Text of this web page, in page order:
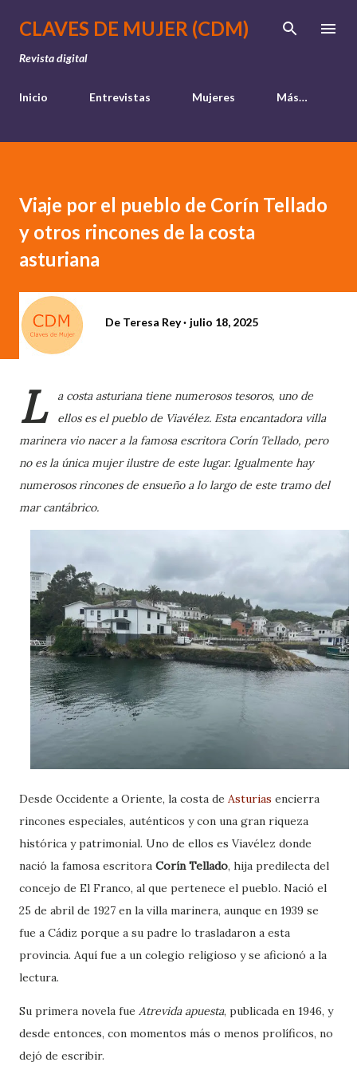
Ir al contenido principal
CLAVES DE MUJER (CDM)
Revista digital
Inicio Entrevistas Mujeres Más…
Viaje por el pueblo de Corín Tellado
y otros rincones de la costa
asturiana
De Teresa Rey julio 18, 2025
L
a costa asturiana tiene numerosos tesoros, uno de
ellos es el pueblo de Viavélez. Esta encantadora villa
marinera vio nacer a la famosa escritora Corín Tellado, pero
no es la única mujer ilustre de este lugar. Igualmente hay
numerosos rincones de ensueño a lo largo de este tramo del
mar cantábrico.
Desde Occidente a Oriente, la costa de Asturias encierra
rincones especiales, auténticos y con una gran riqueza
histórica y patrimonial. Uno de ellos es Viavélez donde
nació la famosa escritora Corín Tellado, hija predilecta del
concejo de El Franco, al que pertenece el pueblo. Nació el
25 de abril de 1927 en la villa marinera, aunque en 1939 se
fue a Cádiz porque a su padre lo trasladaron a esta
provincia. Aquí fue a un colegio religioso y se aficionó a la
lectura.
Su primera novela fue Atrevida apuesta, publicada en 1946, y
desde entonces, con momentos más o menos prolíficos, no
dejó de escribir.